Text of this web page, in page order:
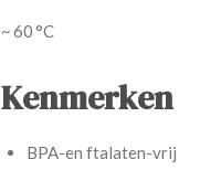
~ 60 °C
Kenmerken
BPA-en ftalaten-vrij